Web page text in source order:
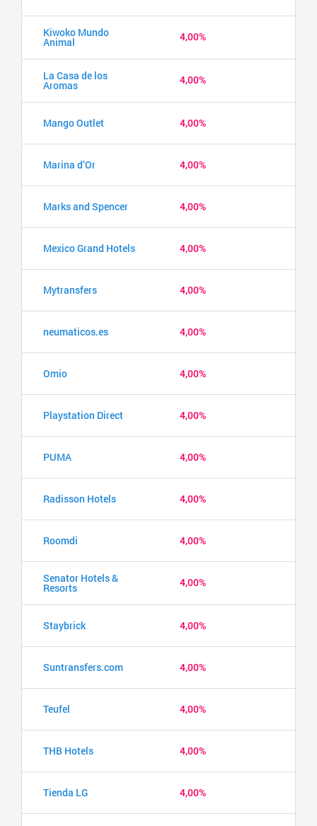
Kiwoko Mundo
Animal 4,00%
La Casa de los
Aromas 4,00%
Mango Outlet 4,00%
Marina d’Or 4,00%
Marks and Spencer 4,00%
Mexico Grand Hotels 4,00%
Mytransfers 4,00%
neumaticos.es 4,00%
Omio 4,00%
Playstation Direct 4,00%
PUMA 4,00%
Radisson Hotels 4,00%
Roomdi 4,00%
Senator Hotels &
Resorts 4,00%
Staybrick 4,00%
Suntransfers.com 4,00%
Teufel 4,00%
THB Hotels 4,00%
Tienda LG 4,00%